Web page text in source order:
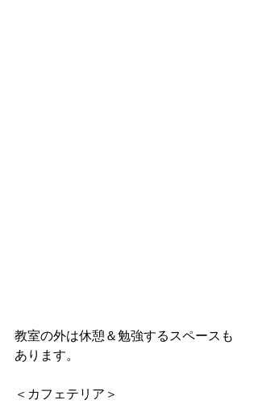
教室の外は休憩＆勉強するスペースも
あります。
＜カフェテリア＞